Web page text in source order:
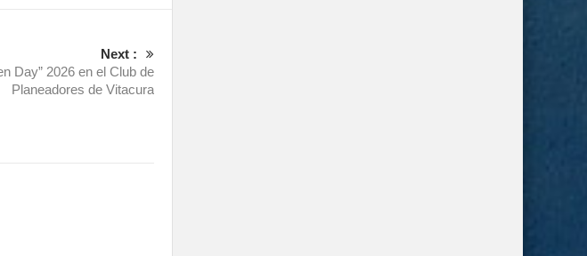
Next :
Day” 2026 en el Club de
Planeadores de Vitacura